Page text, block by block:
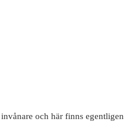
och här finns egentligen